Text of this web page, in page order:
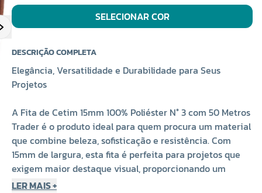
SELECIONAR COR
DESCRIÇÃO COMPLETA
Elegância, Versatilidade e Durabilidade para Seus
Projetos
A Fita de Cetim 15mm 100% Poliéster N° 3 com 50 Metros
Trader é o produto ideal para quem procura um material
que combine beleza, sofisticação e resistência. Com
15mm de largura, esta fita é perfeita para projetos que
exigem maior destaque visual, proporcionando um
acabamento refinado em diversas aplicações. Feita em
LER MAIS +